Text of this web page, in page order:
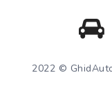
2022 ©